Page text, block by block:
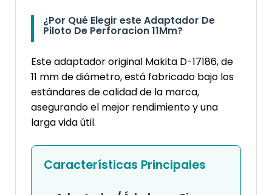
¿Por Qué Elegir este Adaptador De
Piloto De Perforacion 11Mm?
Este adaptador original Makita D-17186, de
11 mm de diámetro, está fabricado bajo los
estándares de calidad de la marca,
asegurando el mejor rendimiento y una
larga vida útil.
Características Principales